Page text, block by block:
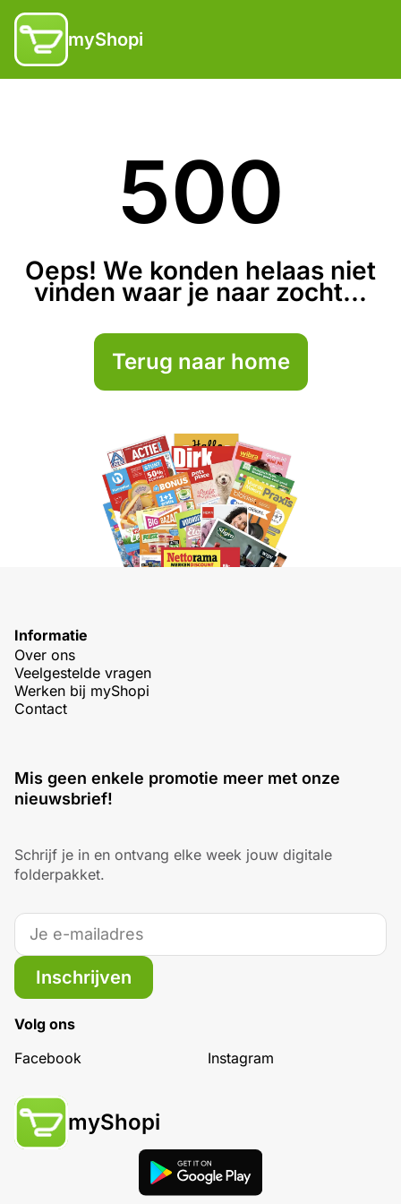
myShopi
500
Oeps! We konden helaas niet
vinden waar je naar zocht...
Terug naar home
Informatie
Over ons
Veelgestelde vragen
Werken bij myShopi
Contact
Mis geen enkele promotie meer met onze
nieuwsbrief!
Schrijf je in en ontvang elke week jouw digitale
folderpakket.
Inschrijven
Volg ons
Facebook
Instagram
myShopi